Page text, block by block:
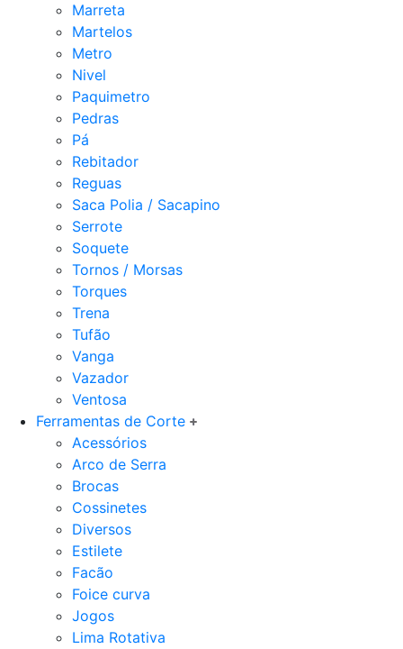
Marreta
Martelos
Metro
Nivel
Paquimetro
Pedras
Pá
Rebitador
Reguas
Saca Polia / Sacapino
Serrote
Soquete
Tornos / Morsas
Torques
Trena
Tufão
Vanga
Vazador
Ventosa
Ferramentas de Corte
Acessórios
Arco de Serra
Brocas
Cossinetes
Diversos
Estilete
Facão
Foice curva
Jogos
Lima Rotativa